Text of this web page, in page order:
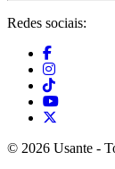
Redes sociais:
© 2026 Usante -